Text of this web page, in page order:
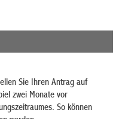
Sie Ihren Antrag auf
zwei Monate vor
So können